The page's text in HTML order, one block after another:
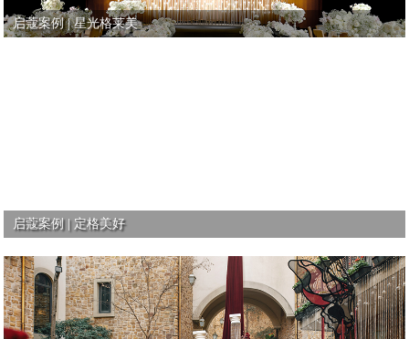
启蔻案例 | 星光格莱美
启蔻案例 | 定格美好